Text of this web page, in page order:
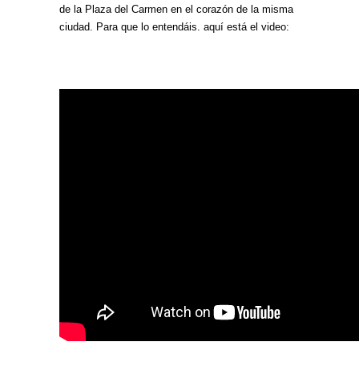
de la Plaza del Carmen en el corazón de la misma
ciudad. Para que lo entendáis. aquí está el video: